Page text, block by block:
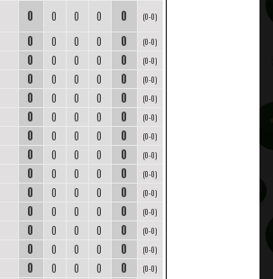
0 0 0 0 0 (0-0)
0 0 0 0 0 (0-0)
0 0 0 0 0 (0-0)
0 0 0 0 0 (0-0)
0 0 0 0 0 (0-0)
0 0 0 0 0 (0-0)
0 0 0 0 0 (0-0)
0 0 0 0 0 (0-0)
0 0 0 0 0 (0-0)
0 0 0 0 0 (0-0)
0 0 0 0 0 (0-0)
0 0 0 0 0 (0-0)
0 0 0 0 0 (0-0)
0 0 0 0 0 (0-0)